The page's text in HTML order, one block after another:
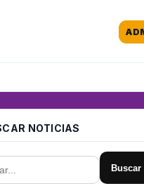
NOTICIAS
Buscar